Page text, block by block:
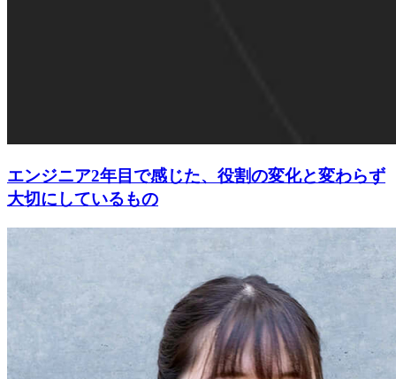
エンジニア2年目で感じた、役割の変化と変わらず
大切にしているもの